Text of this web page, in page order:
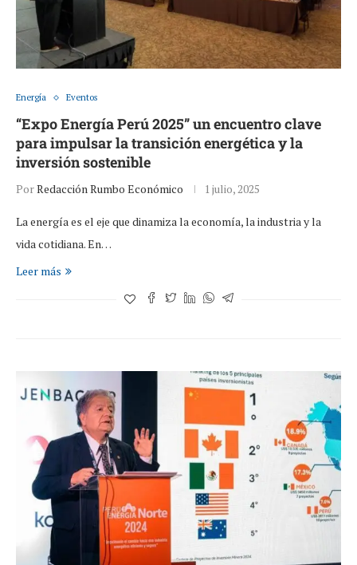
Energía Eventos
“Expo Energía Perú 2025” un encuentro clave
para impulsar la transición energética y la
inversión sostenible
PorRedacción Rumbo Económico 1 julio, 2025
La energía es el eje que dinamiza la economía, la industria y la
vida cotidiana. En…
Leer más